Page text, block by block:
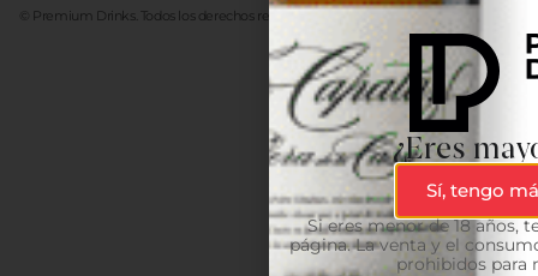
© Premium Drinks. Todos los derechos reservados. Desarrollado
¿Eres
Sí, tengo
Si eres menor de 18 años,
página. La venta y el
prohibidos para